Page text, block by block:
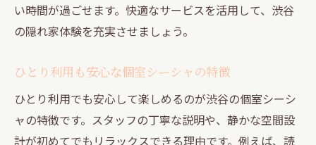
い時間が過ごせます。快適なサービスを活用して、渋谷
の隠れ家体験を充実させましょう。
ひとり利用も安心な個室シーシャの特徴
ひとり利用でも安心して楽しめるのが渋谷の個室シーシ
ャの特徴です。スタッフの丁寧な説明や、静かな空間設
計が初めてでもリラックスできる理由です。例えば、読